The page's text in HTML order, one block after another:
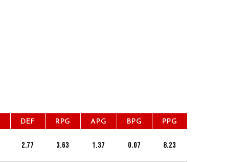
DEF RPG APG BPG PPG
2.77 3.63 1.37 0.07 8.23